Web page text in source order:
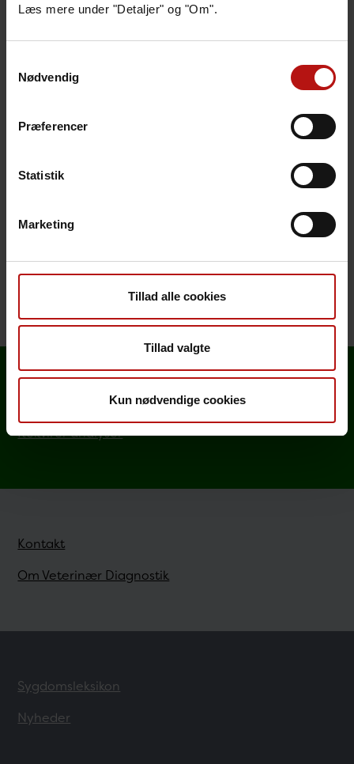
Læs mere under "Detaljer" og "Om".
Nødvendig
Præferencer
Statistik
Marketing
Tillad alle cookies
Tillad valgte
Kun nødvendige cookies
Rekvirering
Svar
Svartid
Bemærkning
Akkreditering
Henvendelse
Analyseoversigt
Rekvirer analyser
Kontakt
Om Veterinær Diagnostik
Sygdomsleksikon
Nyheder